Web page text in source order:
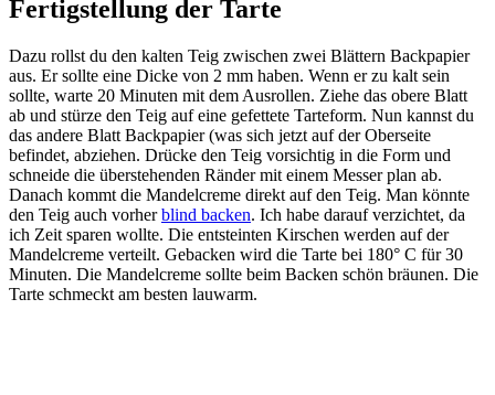
Fertigstellung der Tarte
Dazu rollst du den kalten Teig zwischen zwei Blättern Backpapier
aus. Er sollte eine Dicke von 2 mm haben. Wenn er zu kalt sein
sollte, warte 20 Minuten mit dem Ausrollen. Ziehe das obere Blatt
ab und stürze den Teig auf eine gefettete Tarteform. Nun kannst du
das andere Blatt Backpapier (was sich jetzt auf der Oberseite
befindet, abziehen. Drücke den Teig vorsichtig in die Form und
schneide die überstehenden Ränder mit einem Messer plan ab.
Danach kommt die Mandelcreme direkt auf den Teig. Man könnte
den Teig auch vorherblind backen. Ich habe darauf verzichtet, da
ich Zeit sparen wollte. Die entsteinten Kirschen werden auf der
Mandelcreme verteilt. Gebacken wird die Tarte bei 180° C für 30
Minuten. Die Mandelcreme sollte beim Backen schön bräunen. Die
Tarte schmeckt am besten lauwarm.